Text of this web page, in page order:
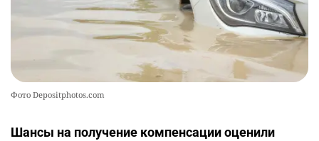
Фото Depositphotos.com
Шансы на получение компенсации оценили